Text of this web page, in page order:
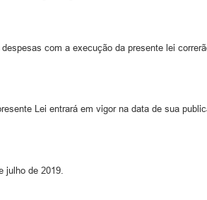
despesas com a execução da presente lei
Lei entrará em vigor na data de sua
julho de 2019.